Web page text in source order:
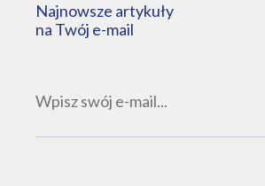
Najnowsze artykuły
na Twój e-mail